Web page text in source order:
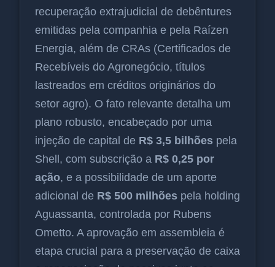
recuperação extrajudicial de debêntures
emitidas pela companhia e pela Raízen
Energia, além de CRAs (Certificados de
Recebíveis do Agronegócio, títulos
lastreados em créditos originários do
setor agro). O fato relevante detalha um
plano robusto, encabeçado por uma
injeção de capital de R$ 3,5 bilhões pela
Shell, com subscrição a R$ 0,25 por
ação, e a possibilidade de um aporte
adicional de R$ 500 milhões pela holding
Aguassanta, controlada por Rubens
Ometto. A aprovação em assembleia é
etapa crucial para a preservação de caixa